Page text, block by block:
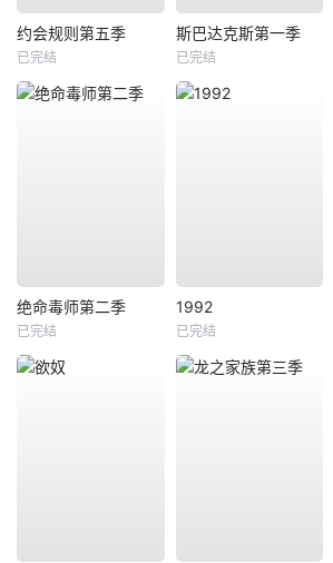
约会规则第五季
已完结
斯巴达克斯第一季
已完结
绝命毒师第二季
已完结
1992
已完结